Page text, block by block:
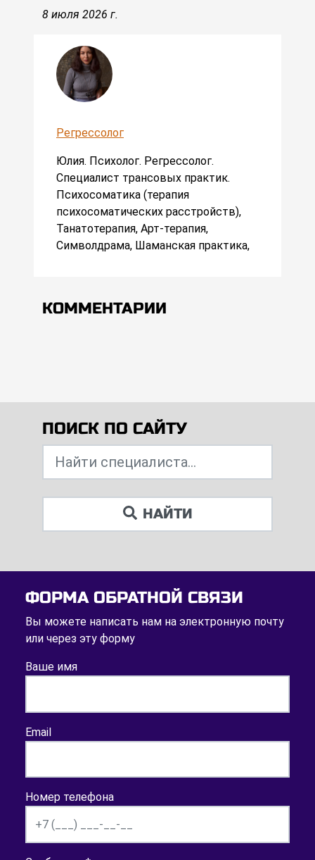
8 июля 2026 г.
Регрессолог
Юлия. Психолог. Регрессолог.
Специалист трансовых практик.
Психосоматика (терапия
психосоматических расстройств),
Танатотерапия, Арт-терапия,
Символдрама, Шаманская практика,
КОММЕНТАРИИ
ПОИСК ПО САЙТУ
НАЙТИ
ФОРМА ОБРАТНОЙ СВЯЗИ
Вы можете написать нам на электронную почту
или через эту форму
Ваше имя
Email
Номер телефона